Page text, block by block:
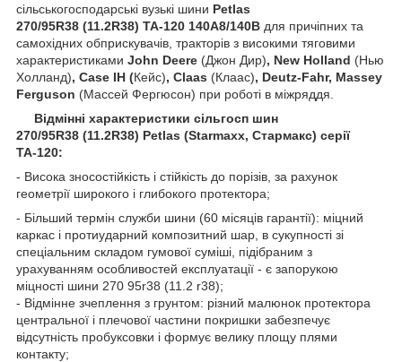
сільськогосподарські вузькі шини Petlas
270/95R38 (11.2R38) TA-120 140А8/140B для причіпних та
самохідних обприскувачів, тракторів з високими тяговими
характеристиками John Deere (Джон Дир), New Holland (Нью
Холланд), Case IH (Кейс), Claas (Клаас), Deutz-Fahr, Massey
Ferguson (Массей Фергюсон) при роботі в міжряддя.
Відмінні характеристики сільгосп шин
270/95R38 (11.2R38) Petlas (Starmaxx, Стармакс) серії
ТА-120:
- Висока зносостійкість і стійкість до порізів, за рахунок
геометрії широкого і глибокого протектора;
- Більший термін служби шини (60 місяців гарантії): міцний
каркас і протиударний композитний шар, в сукупності зі
спеціальним складом гумової суміші, підібраним з
урахуванням особливостей експлуатації - є запорукою
міцності шини 270 95r38 (11.2 r38);
- Відмінне зчеплення з грунтом: різний малюнок протектора
центральної і плечової частини покришки забезпечує
відсутність пробуксовки і формує велику площу плями
контакту;